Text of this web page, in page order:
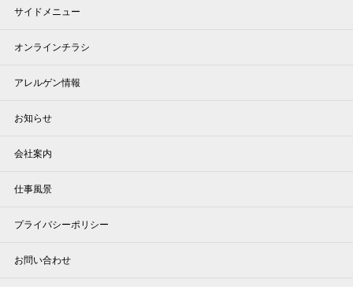
サイドメニュー
オンラインチラシ
アレルゲン情報
お知らせ
会社案内
仕事風景
プライバシーポリシー
お問い合わせ